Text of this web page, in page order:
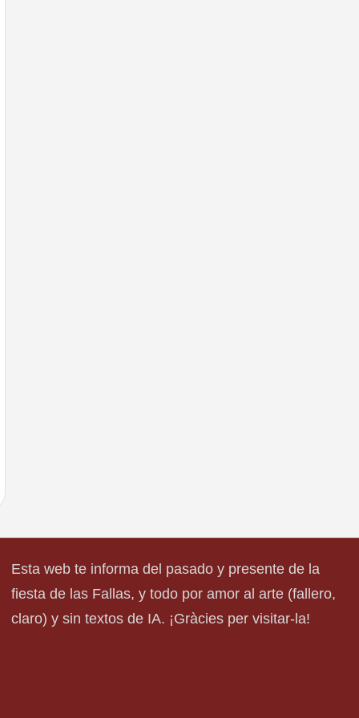
Esta web te informa del pasado y presente de la
fiesta de las Fallas, y todo por amor al arte (fallero,
claro) y sin textos de IA. ¡Gràcies per visitar-la!